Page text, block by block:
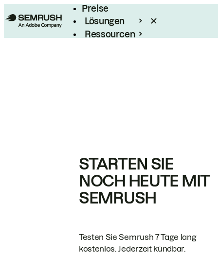
Preise
Lösungen
Ressourcen
STARTEN SIE
NOCH HEUTE MIT
SEMRUSH
Testen Sie Semrush 7 Tage lang
kostenlos. Jederzeit kündbar.